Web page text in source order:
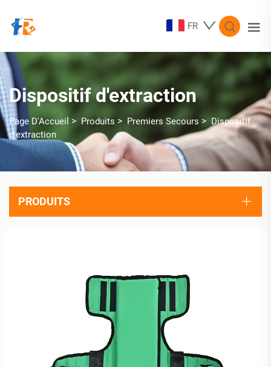
FR
Dispositif d'extraction
Page D'Accueil > Produits > Premiers Secours > Dispositif
d'extraction
PRODUITS